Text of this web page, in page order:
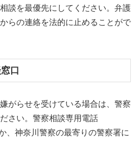
談を最優先にしてください。弁護
らの連絡を法的に止めることがで
口
がらせを受けている場合は、警察
さい。警察相談専用電話
、神奈川警察の最寄りの警察署に